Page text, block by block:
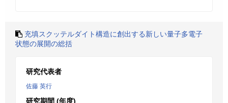
充填スクッテルダイト構造に創出する新しい量子多電子
状態の展開の総括
研究代表者
佐藤 英行
研究期間 (年度)